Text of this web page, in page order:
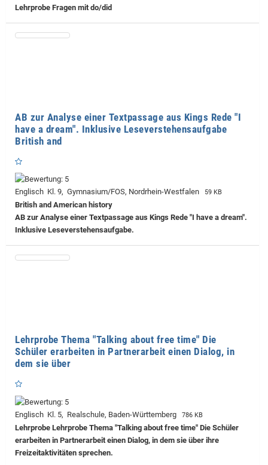
Lehrprobe Fragen mit do/did
AB zur Analyse einer Textpassage aus Kings Rede "I
have a dream". Inklusive Leseverstehensaufgabe
British and
Englisch Kl. 9, Gymnasium/FOS, Nordrhein-Westfalen 59 KB
British and American history
AB zur Analyse einer Textpassage aus Kings Rede "I have a dream".
Inklusive Leseverstehensaufgabe.
Lehrprobe Thema "Talking about free time" Die
Schüler erarbeiten in Partnerarbeit einen Dialog, in
dem sie über
Englisch Kl. 5, Realschule, Baden-Württemberg 786 KB
Lehrprobe Lehrprobe Thema "Talking about free time" Die Schüler
erarbeiten in Partnerarbeit einen Dialog, in dem sie über ihre
Freizeitaktivitäten sprechen.